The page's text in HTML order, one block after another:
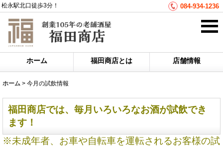
松永駅北口徒歩3分！ 084-934-1236
ホーム 福田商店とは 店舗情報
ホーム > 今月の試飲情報
福田商店では、毎月いろいろなお酒が試飲でき
ます！
※未成年者、お車や自転車を運転されるお客様の試